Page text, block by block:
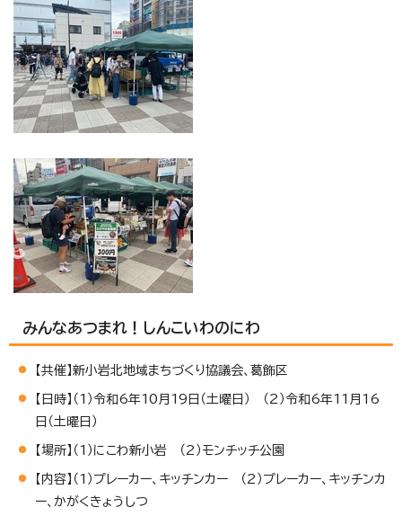
みんなあつまれ！しんこいわのにわ
【共催】新小岩北地域まちづくり協議会、葛飾区
【日時】（1）令和6年10月19日（土曜日） （2）令和6年11月16
日（土曜日）
【場所】（1）にこわ新小岩 （2）モンチッチ公園
【内容】（1）プレーカー、キッチンカー （2）プレーカー、キッチンカ
ー、かがくきょうしつ